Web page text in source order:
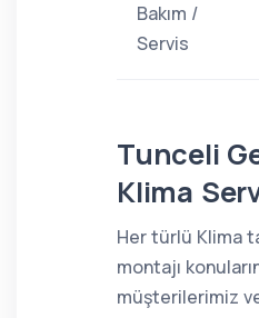
Bakım /
Servis
Tunceli
Klima
Her türlü Klima
montajı
müşterilerimiz